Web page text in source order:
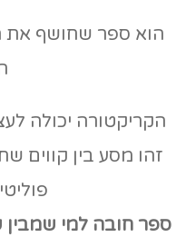
הוא ספר שחושף את
הקריקטורה יכולה
זהו מסע בין קווים
ספר חובה למי